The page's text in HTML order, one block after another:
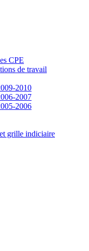
CPE
de travail
2010
2007
2006
grille indiciaire